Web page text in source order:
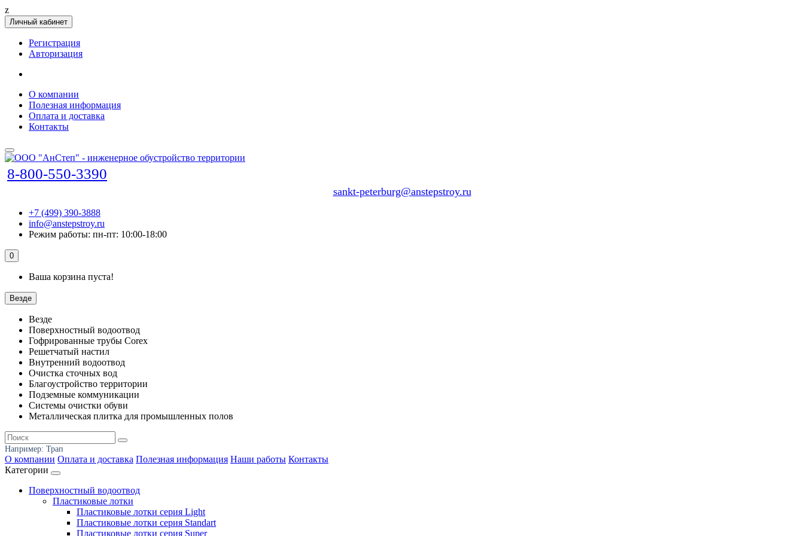
z
Личный кабинет
Регистрация
Авторизация
О компании
Полезная информация
Оплата и доставка
Контакты
8-800-550-3390
sankt-peterburg@anstepstroy.ru
+7 (499) 390-3888
info@anstepstroy.ru
Режим работы: пн-пт: 10:00-18:00
0
Ваша корзина пуста!
Везде
Везде
Поверхностный водоотвод
Гофрированные трубы Corex
Решетчатый настил
Внутренний водоотвод
Очистка сточных вод
Благоустройство территории
Подземные коммуникации
Системы очистки обуви
Металлическая плитка для промышленных полов
Например: Трап
О компании Оплата и доставка Полезная информация Наши работы Контакты
Категории
Поверхностный водоотвод
Пластиковые лотки
Пластиковые лотки серия Light
Пластиковые лотки серия Standart
Пластиковые лотки серия Super